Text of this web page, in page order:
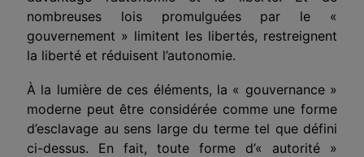
nombreuses lois promulguées par le «
gouvernement » limitent les libertés, restreignent
la liberté et réduisent l’autonomie.
À la lumière de ces éléments, la « gouvernance »
moderne peut être considérée comme une forme
d’esclavage au sens large du terme tel que défini
ci-dessus. En fait, toute forme d’« autorité »